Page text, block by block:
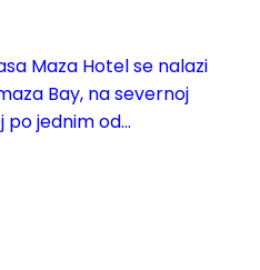
Maza Hotel se nalazi
Bay, na severnoj
jednim od...